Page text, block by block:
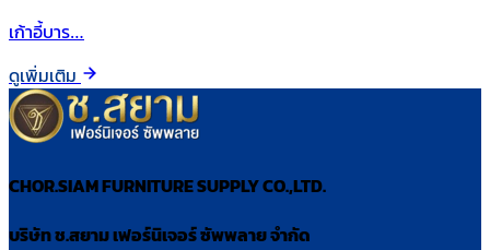
เก้าอี้บาร…
ดูเพิ่มเติม
CHOR.SIAM FURNITURE SUPPLY CO.,LTD.
บริษัท ช.สยาม เฟอร์นิเจอร์ ซัพพลาย จำกัด